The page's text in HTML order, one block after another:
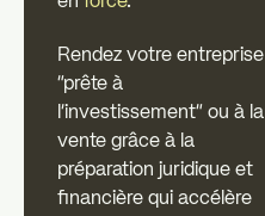
FAQ
Rendez votre entreprise
"prête à
l'investissement" ou à la
vente grâce à la
préparation juridique et
financière qui accélère